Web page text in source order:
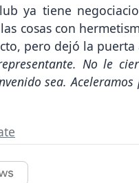
ya tiene
cosas con
pero dejó la puerta
No le
sea.